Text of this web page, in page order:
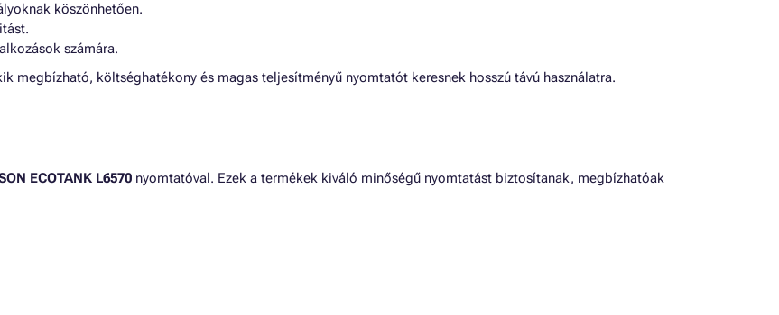
köszönhetően.
számára.
megbízható, költséghatékony és magas teljesítményű nyomtatót keresnek hosszú távú használatra.
ECOTANK L6570 nyomtatóval. Ezek a termékek kiváló minőségű nyomtatást biztosítanak, megbízhatóak